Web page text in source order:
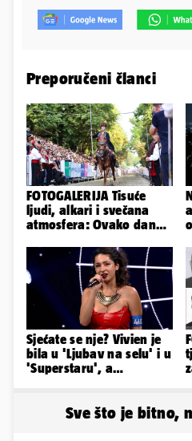
Preporučeni članci
FOTOGALERIJA Tisuće
ljudi, alkari i svečana
atmosfera: Ovako danas
Sjećate se nje? Vivien je
bila u 'Ljubav na selu' i u
'Superstaru', a
Sve što je bitno,